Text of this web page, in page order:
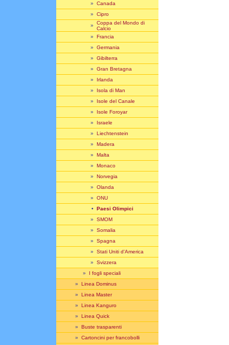
» Canada
» Cipro
» Coppa del Mondo di
Calcio
» Francia
» Germania
» Gibilterra
» Gran Bretagna
» Irlanda
» Isola di Man
» Isole del Canale
» Isole Foroyar
» Israele
» Liechtenstein
» Madera
» Malta
» Monaco
» Norvegia
» Olanda
» ONU
• Paesi Olimpici
» SMOM
» Somalia
» Spagna
» Stati Uniti d'America
» Svizzera
» I fogli speciali
» Linea Dominus
» Linea Master
» Linea Kanguro
» Linea Quick
» Buste trasparenti
» Cartoncini per francobolli